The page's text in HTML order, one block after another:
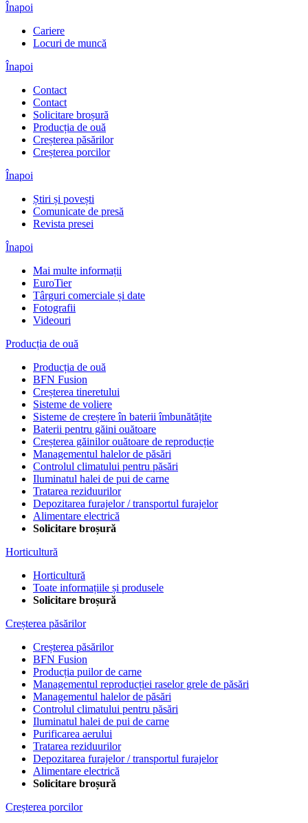
Înapoi
Cariere
Locuri de muncă
Înapoi
Contact
Contact
Solicitare broșură
Producția de ouă
Creșterea păsărilor
Creșterea porcilor
Înapoi
Știri și povești
Comunicate de presă
Revista presei
Înapoi
Mai multe informații
EuroTier
Târguri comerciale și date
Fotografii
Videouri
Producția de ouă
Producția de ouă
BFN Fusion
Creșterea tineretului
Sisteme de voliere
Sisteme de creștere în baterii îmbunătățite
Baterii pentru găini ouătoare
Creșterea găinilor ouătoare de reproducție
Managementul halelor de păsări
Controlul climatului pentru păsări
Iluminatul halei de pui de carne
Tratarea reziduurilor
Depozitarea furajelor / transportul furajelor
Alimentare electrică
Solicitare broșură
Horticultură
Horticultură
Toate informațiile și produsele
Solicitare broșură
Creșterea păsărilor
Creșterea păsărilor
BFN Fusion
Producția puilor de carne
Managementul reproducției raselor grele de păsări
Managementul halelor de păsări
Controlul climatului pentru păsări
Iluminatul halei de pui de carne
Purificarea aerului
Tratarea reziduurilor
Depozitarea furajelor / transportul furajelor
Alimentare electrică
Solicitare broșură
Creșterea porcilor